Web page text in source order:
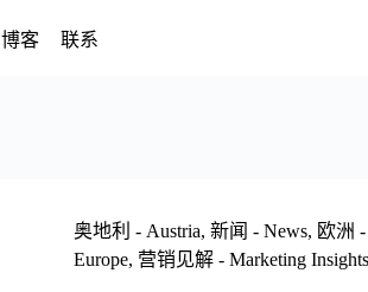
博客 联系
奥地利 - Austria,新闻 - News, 欧洲 -
Europe, 营销见解 - Marketing Insights